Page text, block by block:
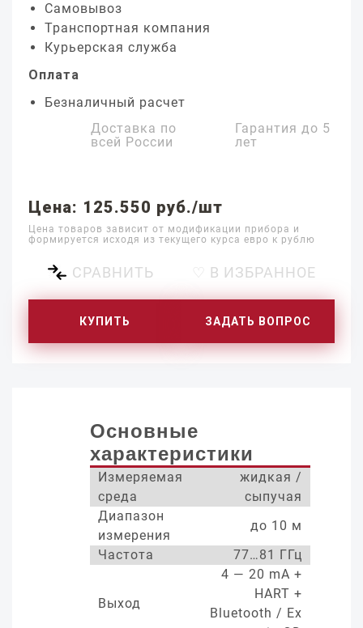
Самовывоз
Транспортная компания
Курьерская служба
Оплата
Безналичный расчет
Доставка по
всей России
Гарантия до 5
лет
Цена: 125.550 руб./шт
Цена товаров зависит от модификации прибора и
формируется исходя из текущего курса евро к рублю
СРАВНИТЬ ♡ В ИЗБРАННОЕ
КУПИТЬ ЗАДАТЬ ВОПРОС
Основные
характеристики
Измеряемая
среда
жидкая /
сыпучая
Диапазон
измерения
до 10 м
Частота
77…81 ГГц
Выход
4 — 20 mA +
HART +
Bluetooth / Ex